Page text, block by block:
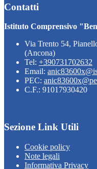
Contatti
Istituto Comprensivo
Via Trento 54,
(Ancona)
Tel: +390731702632
Email:
PEC:
C.F.: 91017930420
Sezione Link Utili
Cookie policy
Note legali
Informativa Privacy